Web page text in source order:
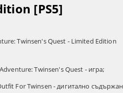
[PS5]
Twinsen's Quest - Limited Edition
Twinsen's Quest - игра;
For Twinsen - дигитално